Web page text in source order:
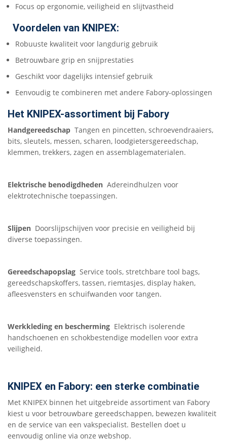
Focus op ergonomie, veiligheid en slijtvastheid
Voordelen van KNIPEX:
Robuuste kwaliteit voor langdurig gebruik
Betrouwbare grip en snijprestaties
Geschikt voor dagelijks intensief gebruik
Het KNIPEX-assortiment bij Fabory
Handgereedschap Tangen en pincetten, schroevendraaiers,
bits, sleutels, messen, scharen, loodgietersgereedschap,
klemmen, trekkers, zagen en assemblagematerialen.
Elektrische benodigdheden Adereindhulzen voor
elektrotechnische toepassingen.
Slijpen Doorslijpschijven voor precisie en veiligheid bij
diverse toepassingen.
Gereedschapopslag Service tools, stretchbare tool bags,
gereedschapskoffers, tassen, riemtasjes, display haken,
afleesvensters en schuifwanden voor tangen.
Werkkleding en bescherming Elektrisch isolerende
handschoenen en schokbestendige modellen voor extra
veiligheid.
KNIPEX en Fabory: een sterke combinatie
Met KNIPEX binnen het uitgebreide assortiment van Fabory
kiest u voor betrouwbare gereedschappen, bewezen kwaliteit
en de service van een vakspecialist. Bestellen doet u
eenvoudig online via onze webshop.